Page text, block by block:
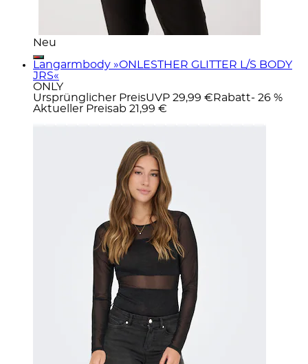
Neu
Langarmbody »ONLESTHER GLITTER L/S BODY
JRS«
ONLY
Ursprünglicher PreisUVP 29,99 € Rabatt- 26 %
Aktueller Preisab 21,99 €